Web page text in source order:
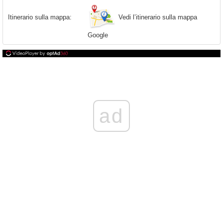
Itinerario sulla mappa: Vedi l’itinerario sulla mappa
Google
ad